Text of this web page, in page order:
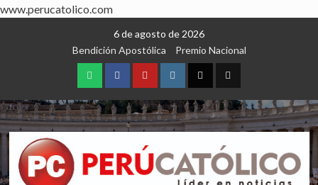
www.perucatolico.com
6 de agosto de 2026
Bendición Apostólica
Premio Nacional
WhatsAppFacebookYoutubeInstagram
X TikTok